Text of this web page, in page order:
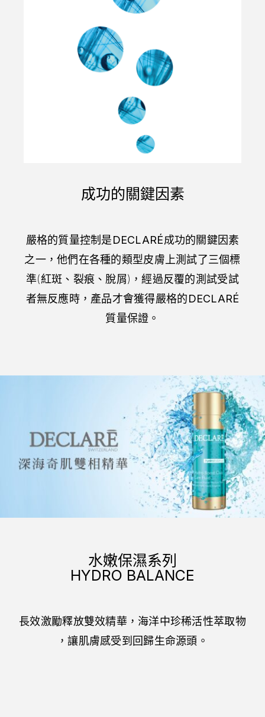
成功的關鍵因素​
嚴格的質量控制是DECLARÉ成功的關鍵因素
之一，他們在各種的類型皮膚上測試了三個標
準(紅斑、裂痕、脫屑)，經過反覆的測試受試
者無反應時，產品才會獲得嚴格的DECLARÉ
質量保證。
水嫩保濕系列
HYDRO BALANCE
長效激勵釋放雙效精華，海洋中珍稀活性萃取物
，讓肌膚感受到回歸生命源頭。